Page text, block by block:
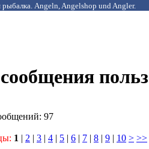
Angeln, Angelshop und Angler.
97
1 | 2 | 3 | 4 | 5 | 6 | 7 | 8 | 9 | 10 > >>